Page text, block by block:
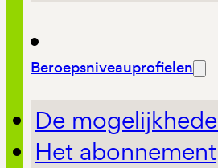
Beroepsniveauprofielen
De
Het abonnement